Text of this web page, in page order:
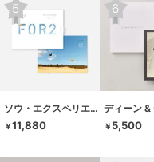
ソウ・エクスペリエンス
￥11,880
ディーン &
￥ 5,500